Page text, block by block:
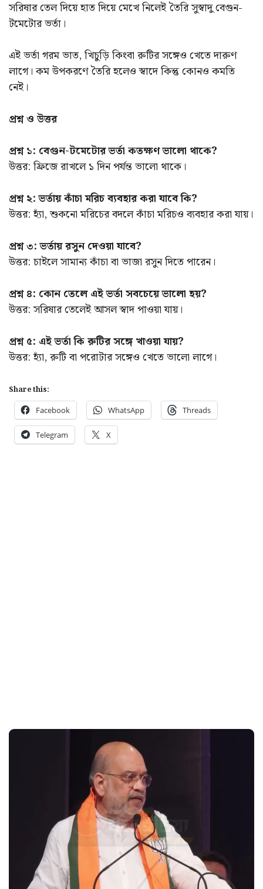
সরিষার তেল দিয়ে হাত দিয়ে মেখে নিলেই তৈরি সুস্বাদু বেগুন-
টমেটোর ভর্তা।
এই ভর্তা গরম ভাত, খিচুড়ি কিংবা রুটির সঙ্গেও খেতে দারুণ
লাগে। কম উপকরণে তৈরি হলেও স্বাদে কিন্তু কোনও কমতি
নেই।
প্রশ্ন ও উত্তর
প্রশ্ন ১: বেগুন-টমেটোর ভর্তা কতক্ষণ ভালো থাকে?
উত্তর: ফ্রিজে রাখলে ১ দিন পর্যন্ত ভালো থাকে।
প্রশ্ন ২: ভর্তায় কাঁচা মরিচ ব্যবহার করা যাবে কি?
উত্তর: হ্যাঁ, শুকনো মরিচের বদলে কাঁচা মরিচও ব্যবহার করা যায়।
প্রশ্ন ৩: ভর্তায় রসুন দেওয়া যাবে?
উত্তর: চাইলে সামান্য কাঁচা বা ভাজা রসুন দিতে পারেন।
প্রশ্ন ৪: কোন তেলে এই ভর্তা সবচেয়ে ভালো হয়?
উত্তর: সরিষার তেলেই আসল স্বাদ পাওয়া যায়।
প্রশ্ন ৫: এই ভর্তা কি রুটির সঙ্গে খাওয়া যায়?
উত্তর: হ্যাঁ, রুটি বা পরোটার সঙ্গেও খেতে ভালো লাগে।
Share this:
Facebook WhatsApp Threads
Telegram X